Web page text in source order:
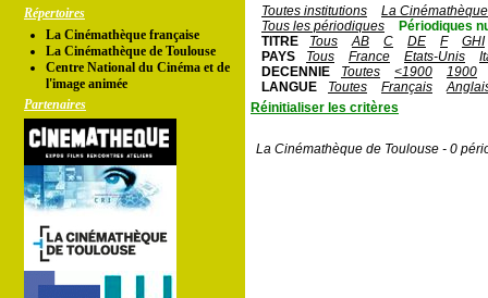
Répertoires
La Cinémathèque française
La Cinémathèque de Toulouse
Centre National du Cinéma et de
l'image animée
Partenaires
Toutes institutions
La
Tous les périodiques
Périodiques
TITRE
Tous AB C DE F
GHI
PAYS
Tous France Etats-Unis
DECENNIE
Toutes <1900
1900
LANGUE
Toutes Français
Réinitialiser les critères
La Cinémathèque de Toulouse - 0